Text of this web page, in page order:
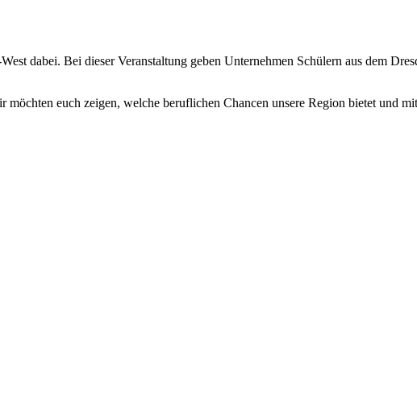
dabei. Bei dieser Veranstaltung geben Unternehmen Schülern aus dem
euch zeigen, welche beruflichen Chancen unsere Region bietet und